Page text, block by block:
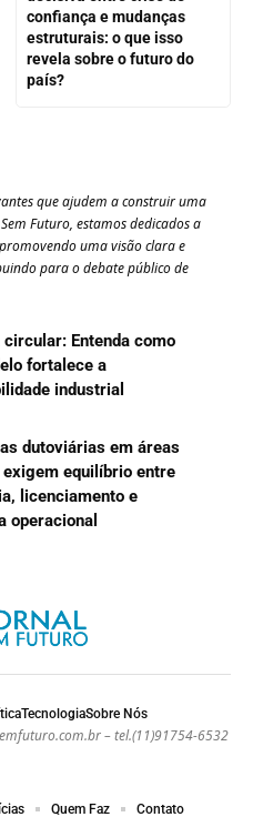
confiança e mudanças
estruturais: o que isso
revela sobre o futuro do
país?
que ajudem a construir uma
Futuro, estamos dedicados a
uma visão clara e
para o debate público de
circular: Entenda como
fortalece a
industrial
dutoviárias em áreas
equilíbrio entre
licenciamento e
operacional
TecnologiaSobre Nós
– tel.(11)91754-6532
Quem Faz Contato